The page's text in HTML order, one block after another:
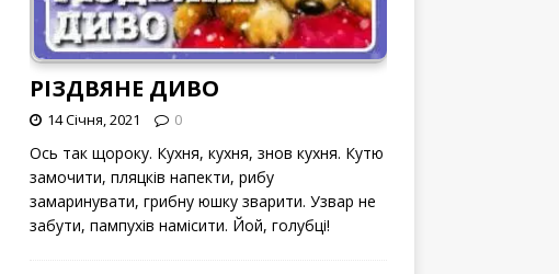
РІЗДВЯНЕ ДИВО
14 Січня, 2021 0
Ось так щороку. Кухня, кухня, знов кухня. Кутю
замочити, пляцків напекти, рибу
замаринувати, грибну юшку зварити. Узвар не
забути, пампухів намісити. Йой, голубці!